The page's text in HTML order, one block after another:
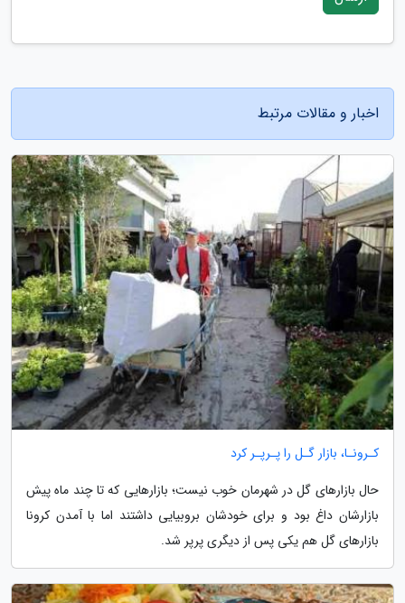
اخبار و مقالات مرتبط
کـرونـا، بازار گـل را پـرپـر کرد
حال بازارهای گل در شهرمان خوب نیست؛ بازارهایی که تا چند ماه پیش
بازارشان داغ بود و برای خودشان بروبیایی داشتند اما با آمدن کرونا
بازارهای گل هم یکی پس از دیگری پرپر شد.